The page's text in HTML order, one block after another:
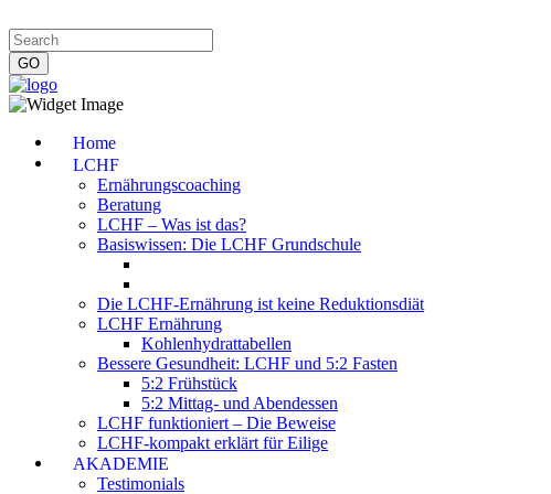
Home
LCHF
Ernährungscoaching
Beratung
LCHF – Was ist das?
Basiswissen: Die LCHF Grundschule
Die LCHF-Ernährung ist keine Reduktionsdiät
LCHF Ernährung
Kohlenhydrattabellen
Bessere Gesundheit: LCHF und 5:2 Fasten
5:2 Frühstück
5:2 Mittag- und Abendessen
LCHF funktioniert – Die Beweise
LCHF-kompakt erklärt für Eilige
AKADEMIE
Testimonials